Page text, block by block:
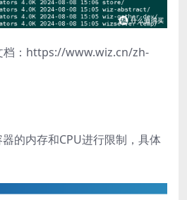
档：https://www.wiz.cn/zh-
的内存和CPU进行限制，具体